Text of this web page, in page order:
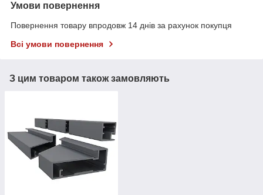
Умови повернення
Повернення товару впродовж 14 днів за рахунок покупця
Всі умови повернення
З цим товаром також замовляють